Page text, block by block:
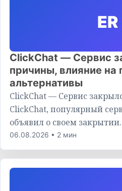
ER
ClickChat — Сервис
причины, влияние на
альтернативы
ClickChat — Сервис
ClickChat, популярный
объявил о своем
06.08.2026 • 2 мин